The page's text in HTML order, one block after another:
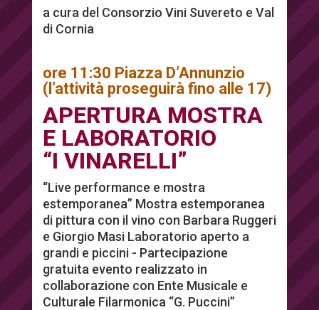
a cura del Consorzio Vini Suvereto e Val
di Cornia
ore 11:30 Piazza D’Annunzio
(l’attività proseguirà fino alle 17)
APERTURA MOSTRA
E LABORATORIO
“I VINARELLI”
“Live performance e mostra
estemporanea” Mostra estemporanea
di pittura con il vino con Barbara Ruggeri
e Giorgio Masi Laboratorio aperto a
grandi e piccini - Partecipazione
gratuita evento realizzato in
collaborazione con Ente Musicale e
Culturale Filarmonica “G. Puccini”